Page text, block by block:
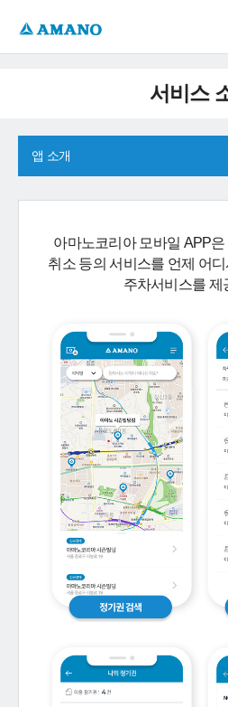
서비스
앱 소개
아마노코리아 모바일 APP
취소 등의 서비스를 언제 어
주차서비스를 제